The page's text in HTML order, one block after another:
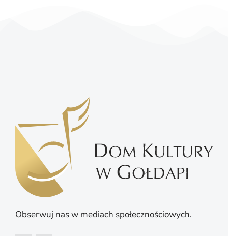
Obserwuj nas w mediach społecznościowych.